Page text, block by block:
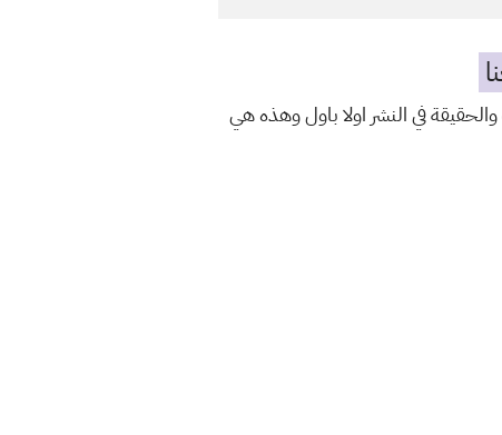
في النشر اولا باول وهذه هي